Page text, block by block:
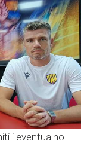
i eventualno